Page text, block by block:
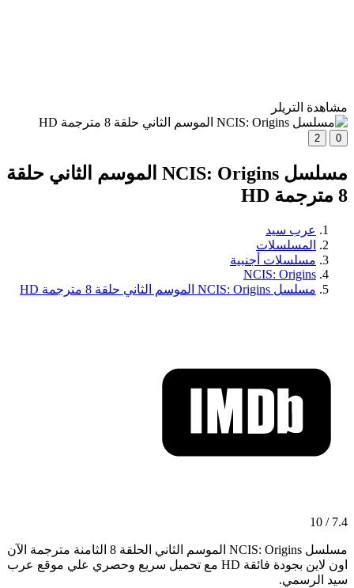
مشاهدة التريلر
0
2
مسلسل NCIS: Origins الموسم الثاني حلقة
8 مترجمة HD
عرب سيد
المسلسلات
مسلسلات أجنبية
NCIS: Origins
مسلسل NCIS: Origins الموسم الثاني حلقة 8 مترجمة HD
7.4 / 10
مسلسل NCIS: Origins الموسم الثاني الحلقة 8 الثامنة مترجمة الآن
اون لاين بجودة فائقة HD مع تحميل سريع وحصري علي موقع عرب
سيد الرسمي.